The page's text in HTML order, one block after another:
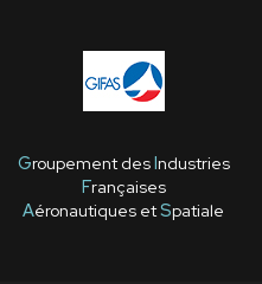
Groupement desIndustries
Françaises
Aéronautiques etSpatiale